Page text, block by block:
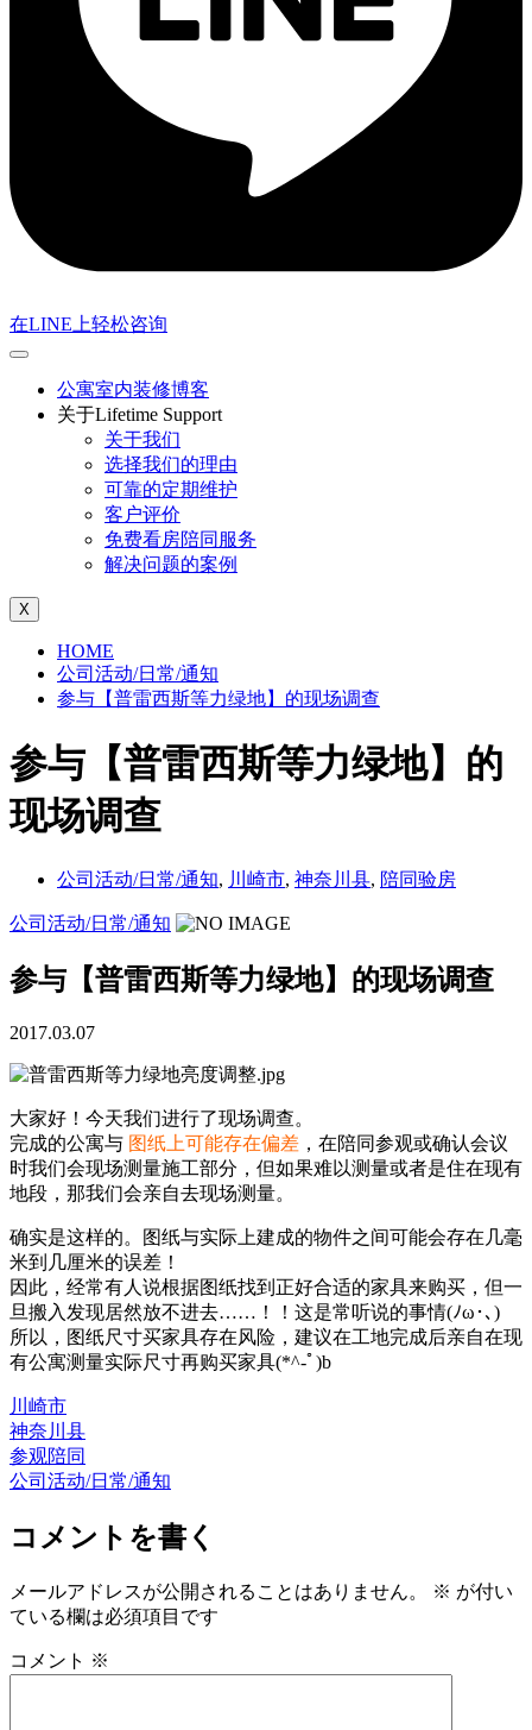
在LINE上轻松咨询
公寓室内装修博客
关于Lifetime Support
关于我们
选择我们的理由
可靠的定期维护
客户评价
免费看房陪同服务
解决问题的案例
X
HOME
公司活动/日常/通知
参与【普雷西斯等力绿地】的现场调查
参与【普雷西斯等力绿地】的
现场调查
公司活动/日常/通知, 川崎市, 神奈川县, 陪同验房
公司活动/日常/通知
参与【普雷西斯等力绿地】的现场调查
2017.03.07
大家好！今天我们进行了现场调查。
完成的公寓与 图纸上可能存在偏差 ，在陪同参观或确认会议
时我们会现场测量施工部分，但如果难以测量或者是住在现有
地段，那我们会亲自去现场测量。
确实是这样的。图纸与实际上建成的物件之间可能会存在几毫
米到几厘米的误差！
因此，经常有人说根据图纸找到正好合适的家具来购买，但一
旦搬入发现居然放不进去……！！这是常听说的事情(ﾉω･､)
所以，图纸尺寸买家具存在风险，建议在工地完成后亲自在现
有公寓测量实际尺寸再购买家具(*^-ﾟ)b
川崎市
神奈川县
参观陪同
公司活动/日常/通知
コメントを書く
メールアドレスが公開されることはありません。 ※ が付い
ている欄は必須項目です
コメント ※